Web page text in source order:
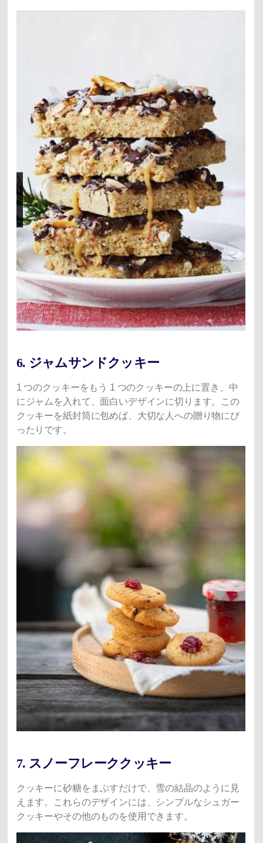
6. ジャムサンドクッキー
1 つのクッキーをもう 1 つのクッキーの上に置き、中
にジャムを入れて、面白いデザインに切ります。この
クッキーを紙封筒に包めば、大切な人への贈り物にぴ
ったりです。
7. スノーフレーククッキー
クッキーに砂糖をまぶすだけで、雪の結晶のように見
えます。これらのデザインには、シンプルなシュガー
クッキーやその他のものを使用できます。